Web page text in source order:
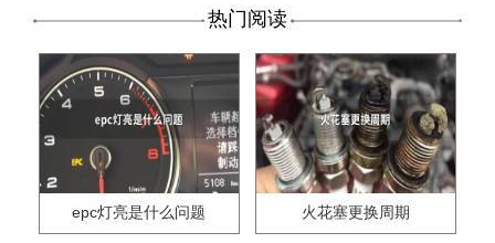
热门阅读
epc灯亮是什么问题 火花塞更换周期